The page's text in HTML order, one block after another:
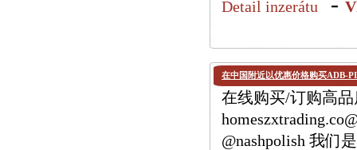
Detail inzerátu
在中国附近以优惠价格购买ADB-
在线购买/订购高品
@nashpolish 我们